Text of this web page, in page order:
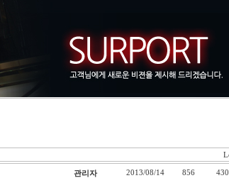
관리자 2013/08/14 856